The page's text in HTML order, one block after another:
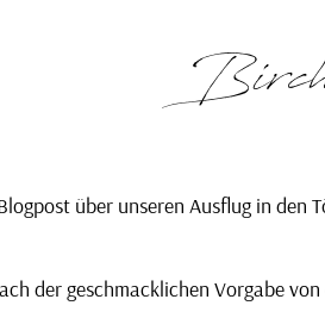
über unseren Ausflug in den
der geschmacklichen Vorgabe